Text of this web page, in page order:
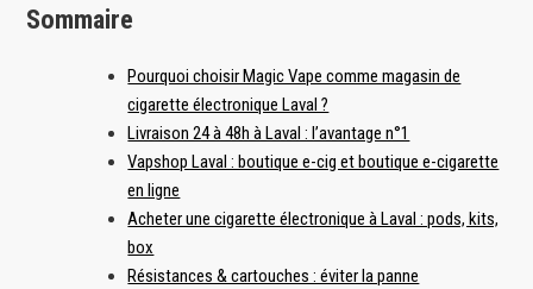
Sommaire
Pourquoi choisir Magic Vape comme magasin de
cigarette électronique Laval ?
Livraison 24 à 48h à Laval : l’avantage n°1
Vapshop Laval : boutique e-cig et boutique e-cigarette
en ligne
Acheter une cigarette électronique à Laval : pods, kits,
box
Résistances & cartouches : éviter la panne